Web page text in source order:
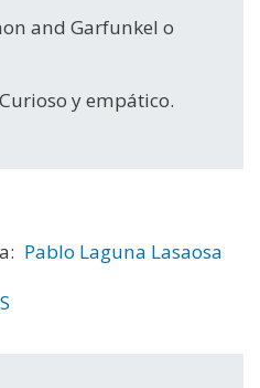
and Garfunkel o
Curioso y empático.
Pablo Laguna Lasaosa